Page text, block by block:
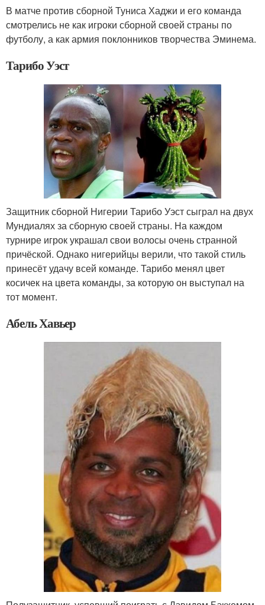
В матче против сборной Туниса Хаджи и его команда
смотрелись не как игроки сборной своей страны по
футболу, а как армия поклонников творчества Эминема.
Тарибо Уэст
Защитник сборной Нигерии Тарибо Уэст сыграл на двух
Мундиалях за сборную своей страны. На каждом
турнире игрок украшал свои волосы очень странной
причёской. Однако нигерийцы верили, что такой стиль
принесёт удачу всей команде. Тарибо менял цвет
косичек на цвета команды, за которую он выступал на
тот момент.
Абель Хавьер